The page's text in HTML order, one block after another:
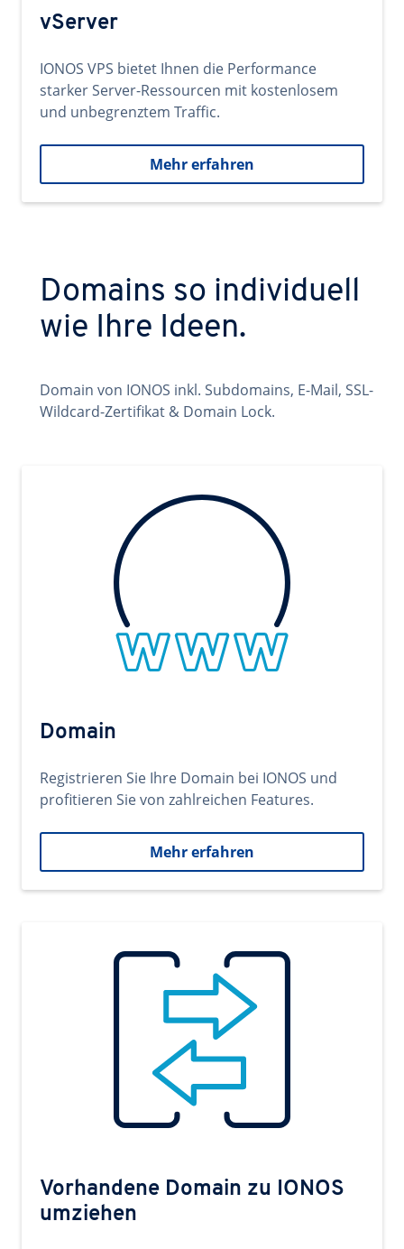
vServer
IONOS VPS bietet Ihnen die Performance
starker Server-Ressourcen mit kostenlosem
und unbegrenztem Traffic.
Mehr erfahren
Domains so individuell
wie Ihre Ideen.
Domain von IONOS inkl. Subdomains, E-Mail, SSL-
Wildcard-Zertifikat & Domain Lock.
Domain
Registrieren Sie Ihre Domain bei IONOS und
profitieren Sie von zahlreichen Features.
Mehr erfahren
Vorhandene Domain zu IONOS
umziehen